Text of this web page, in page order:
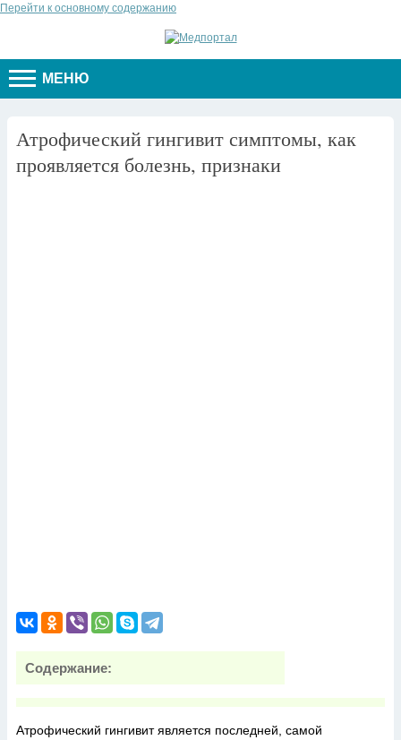
Перейти к основному содержанию
МЕНЮ
Атрофический гингивит симптомы, как
проявляется болезнь, признаки
Содержание:
Атрофический гингивит является последней, самой